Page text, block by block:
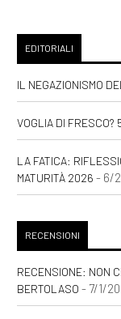
EDITORIALI
IL NEGAZIONISMO
VOGLIA DI FRESCO?
LA FATICA:
MATURITÀ 2026 - 6/
RECENSIONI
RECENSIONE: NON
BERTOLASO - 7/1/